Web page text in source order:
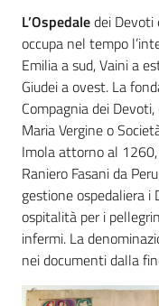
puoi
fare
Scopri
i
contenuti
Risorse
online
L’Ospedaledei
occupa nel tempo
Emilia a sud, Vaini a
Giudei a ovest. La
Compagnia dei
Maria Vergine o
Imola attorno al
Raniero Fasani da
gestione ospedaliera
ospitalità per i
infermi. La
nei documenti dalla